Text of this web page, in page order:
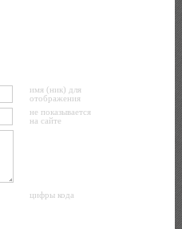
имя (ник) для
отображения
не показывается
на сайте
цифры кода